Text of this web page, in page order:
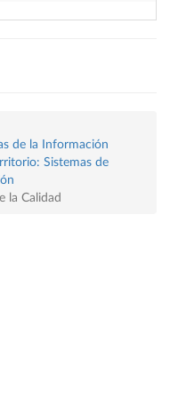
de la Información
Sistemas de
la Calidad